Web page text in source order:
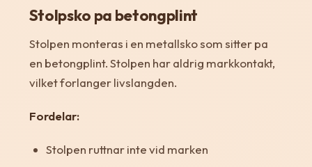
Stolpsko pa betongplint
Stolpen monteras i en metallsko som sitter pa
en betongplint. Stolpen har aldrig markkontakt,
vilket forlanger livslangden.
Fordelar:
Stolpen ruttnar inte vid marken